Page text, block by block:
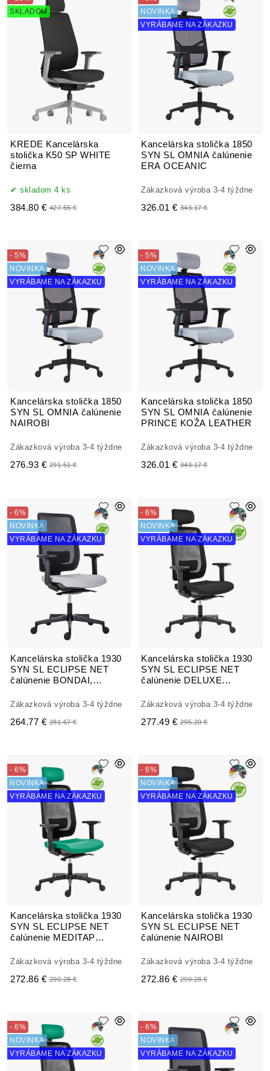
KREDE Kancelárska
stolička K50 SP WHITE
čierna
SKLADOM
skladom 4 ks
384.80 € 427.55 €
Kancelárska stolička 1850
SYN SL OMNIA čalúnenie
ERA OCEANIC
NOVINKA
VYRÁBAME NA ZÁKAZKU
Zákazková výroba 3-4 týždne
326.01 € 343.17 €
Kancelárska stolička 1850
SYN SL OMNIA čalúnenie
NAIROBI
- 5%
NOVINKA
VYRÁBAME NA ZÁKAZKU
Zákazková výroba 3-4 týždne
276.93 € 291.51 €
Kancelárska stolička 1850
SYN SL OMNIA čalúnenie
PRINCE KOŽA LEATHER
- 5%
NOVINKA
VYRÁBAME NA ZÁKAZKU
Zákazková výroba 3-4 týždne
326.01 € 343.17 €
Kancelárska stolička 1930
SYN SL ECLIPSE NET
čalúnenie BONDAI,
- 6%
NOVINKA
VYRÁBAME NA ZÁKAZKU
Zákazková výroba 3-4 týždne
264.77 € 281.67 €
Kancelárska stolička 1930
SYN SL ECLIPSE NET
čalúnenie DELUXE
- 6%
NOVINKA
VYRÁBAME NA ZÁKAZKU
Zákazková výroba 3-4 týždne
277.49 € 295.20 €
Kancelárska stolička 1930
SYN SL ECLIPSE NET
čalúnenie MEDITAP
- 6%
NOVINKA
VYRÁBAME NA ZÁKAZKU
Zákazková výroba 3-4 týždne
272.86 € 290.28 €
Kancelárska stolička 1930
SYN SL ECLIPSE NET
čalúnenie NAIROBI
- 6%
NOVINKA
VYRÁBAME NA ZÁKAZKU
Zákazková výroba 3-4 týždne
272.86 € 290.28 €
- 6%
NOVINKA
VYRÁBAME NA ZÁKAZKU
- 6%
NOVINKA
VYRÁBAME NA ZÁKAZKU